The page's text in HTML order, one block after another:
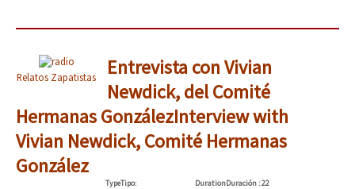
Relatos Zapatistas
Entrevista con Vivian
Newdick, del Comité
Hermanas GonzálezInterview with
Vivian Newdick, Comité Hermanas
González
TypeTipo:
DurationDuración: 22